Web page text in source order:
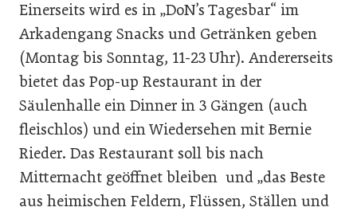
Einerseits wird es in „DoN’s Tagesbar“ im
Arkadengang Snacks und Getränken geben
(Montag bis Sonntag, 11-23 Uhr). Andererseits
bietet das Pop-up Restaurant in der
Säulenhalle ein Dinner in 3 Gängen (auch
fleischlos) und ein Wiedersehen mit Bernie
Rieder. Das Restaurant soll bis nach
Mitternacht geöffnet bleiben und „das Beste
aus heimischen Feldern, Flüssen, Ställen und